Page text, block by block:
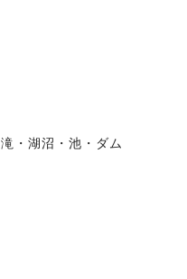
滝・湖沼・池・ダム